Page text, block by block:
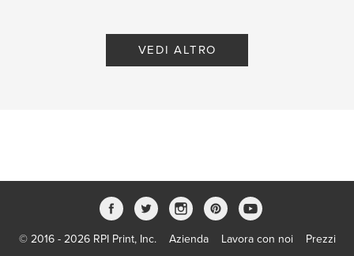
VEDI ALTRO
© 2016 - 2026 RPI Print, Inc. Azienda Lavora con noi Prezzi